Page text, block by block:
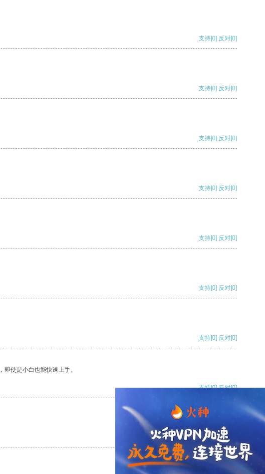
支持[0] 反对[0]
支持[0] 反对[0]
支持[0] 反对[0]
支持[0] 反对[0]
支持[0] 反对[0]
支持[0] 反对[0]
支持[0] 反对[0]
使是小白也能快速上手。
支持[0] 反对[0]
支持[0] 反对